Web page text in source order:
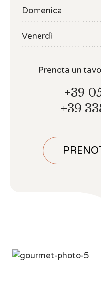
Domenica
Venerdì
Prenota un
+39
+39